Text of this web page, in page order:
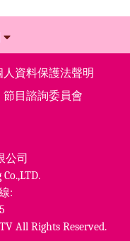
人資料保護法聲明
節目諮詢委員會
公司
:
All Rights Reserved.